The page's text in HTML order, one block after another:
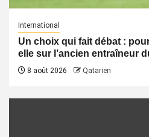
International
Un choix qui fait débat :
elle sur l’ancien entraîneur
8 août 2026 Qatarien